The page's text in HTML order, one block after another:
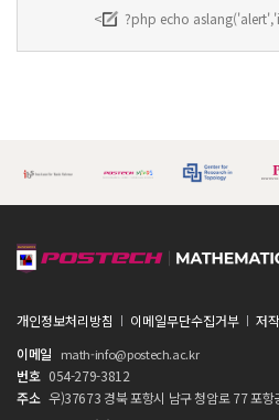
< ?php echo
개인정보처리방침 이메일무단수집거부
저
이메일
math-info@postech.ac.kr
번호 054-279-3812
주소 우)37673 경북 포항시 남구 청암로 77 포